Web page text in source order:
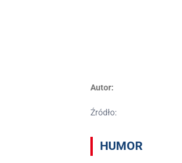
Autor:
Źródło:
HUMOR